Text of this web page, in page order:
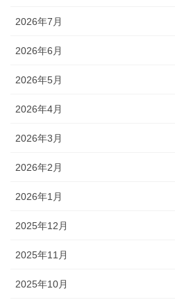
2026年7月
2026年6月
2026年5月
2026年4月
2026年3月
2026年2月
2026年1月
2025年12月
2025年11月
2025年10月